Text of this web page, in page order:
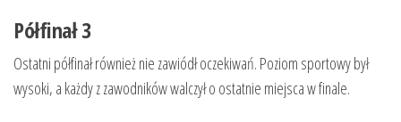
Półfinał 3
Ostatni półfinał również nie zawiódł oczekiwań. Poziom sportowy był
wysoki, a każdy z zawodników walczył o ostatnie miejsca w finale.